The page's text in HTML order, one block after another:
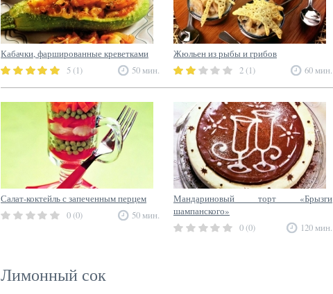
Кабачки, фаршированные креветками
5 (1)
50 мин.
Жюльен из рыбы и грибов
2 (1)
60 мин.
Салат-коктейль с запеченным перцем
0 (0)
50 мин.
Мандариновый торт «Брызги
шампанского»
0 (0)
120 мин.
Лимонный сок